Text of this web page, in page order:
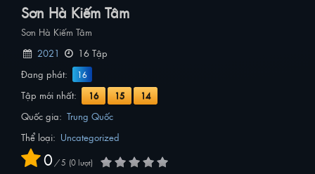
Sơn Hà Kiếm Tâm
Sơn Hà Kiếm Tâm
2021
16 Tập
Đang phát:
16
Tập mới nhất: 16 15 14
Quốc gia: Trung Quốc
Thể loại: Uncategorized
0 / 5 0lượt